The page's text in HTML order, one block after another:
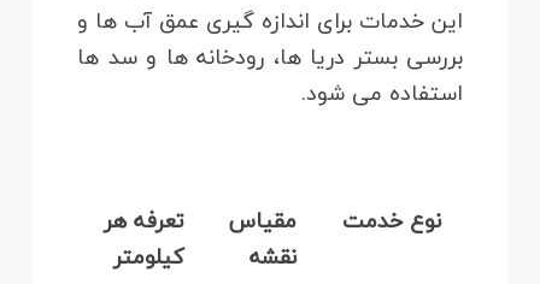
این خدمات برای اندازه‌ گیری عمق آب‌ ها و
بررسی بستر دریا ها، رودخانه‌ ها و سد ها
استفاده می‌ شود.
نوع خدمت
مقیاس
نقشه
تعرفه هر
کیلومتر